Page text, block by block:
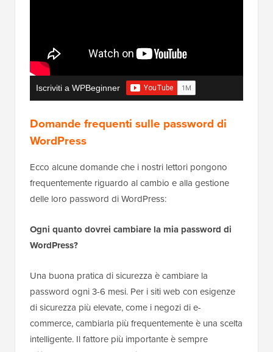
Iscriviti a WPBeginner
Domande frequenti sulle password di
WordPress
Ecco alcune domande che i nostri lettori pongono
frequentemente riguardo al cambio e alla gestione
delle loro password di WordPress:
Ogni quanto dovrei cambiare la mia password di
WordPress?
Una buona pratica di sicurezza è cambiare la
password ogni 3-6 mesi. Per i siti web con esigenze
di sicurezza più elevate, come i negozi di e-
commerce, cambiarla più frequentemente è una scelta
intelligente. Il fattore più importante è sempre